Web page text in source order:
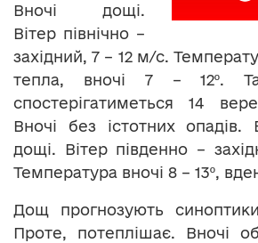
Вночі дощі.
Вітер північно –
західний, 7 – 12 м/с.
тепла, вночі 7 – 12º.
спостерігатиметься 14
Вночі без істотних опадів.
дощі. Вітер південно –
Температура вночі 8 – 13º,
Дощ прогнозують
Проте, потеплішає. Вночі